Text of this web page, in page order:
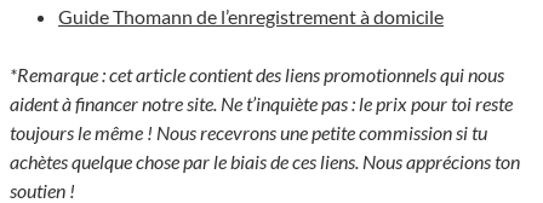
Guide Thomann de l’enregistrement à domicile
*Remarque : cet article contient des liens promotionnels qui nous
aident à financer notre site. Ne t’inquiète pas : le prix pour toi reste
toujours le même ! Nous recevrons une petite commission si tu
achètes quelque chose par le biais de ces liens. Nous apprécions ton
soutien !